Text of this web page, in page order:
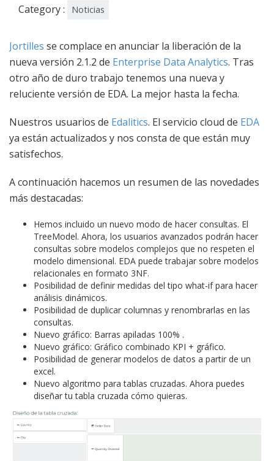
Category : Noticias
Jortilles se complace en anunciar la liberación de la
nueva versión 2.1.2 de Enterprise Data Analytics. Tras
otro año de duro trabajo tenemos una nueva y
reluciente versión de EDA. La mejor hasta la fecha.
Nuestros usuarios de Edalitics. El servicio cloud de EDA
ya están actualizados y nos consta de que están muy
satisfechos.
A continuación hacemos un resumen de las novedades
más destacadas:
Hemos incluido un nuevo modo de hacer consultas. El
TreeModel. Ahora, los usuarios avanzados podrán hacer
consultas sobre modelos complejos que no respeten el
modelo dimensional. EDA puede trabajar sobre modelos
relacionales en formato 3NF.
Posibilidad de definir medidas del tipo what-if para hacer
análisis dinámicos.
Posibilidad de duplicar columnas y renombrarlas en las
consultas.
Nuevo gráfico: Barras apiladas 100% .
Nuevo gráfico: Gráfico combinado KPI + gráfico.
Posibilidad de generar modelos de datos a partir de un
excel.
Nuevo algoritmo para tablas cruzadas. Ahora puedes
diseñar tu tabla cruzada cómo quieras.